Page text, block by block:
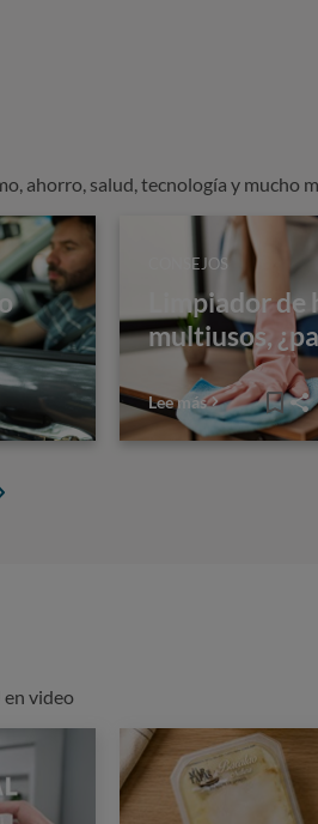
ahorro, salud, tecnología y mucho
CONSEJOS
Limpiador de
multiusos,
Lee más
video